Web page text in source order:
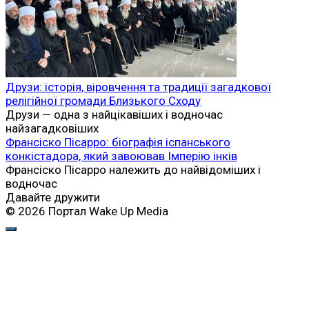
Друзи: історія, віровчення та традиції загадкової
релігійної громади Близького Сходу
Друзи — одна з найцікавіших і водночас
найзагадковіших
Франсіско Пісарро: біографія іспанського
конкістадора, який завоював Імперію інків
Франсіско Пісарро належить до найвідоміших і
водночас
Давайте дружити
© 2026 Портал Wake Up Media